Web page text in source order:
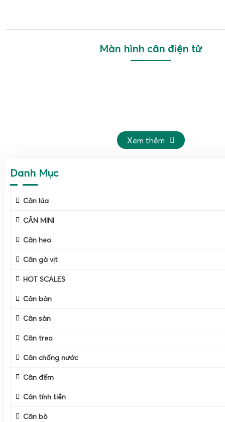
Danh Mục
Cân lúa
CÂN MINI
Cân heo
Cân gà vịt
HOT SCALES
Cân bàn
Cân sàn
Cân treo
Cân chống nước
Cân đếm
Cân tính tiền
Cân bò
Màn hình cân điện tử
Xem thêm